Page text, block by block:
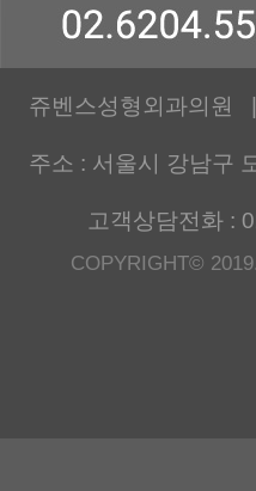
쥬벤스성형외과의원
주소 : 서울시 강남구
고객상담전화 :
COPYRIGHT©